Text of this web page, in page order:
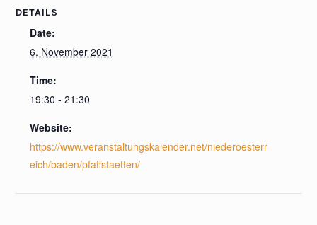
DETAILS
Date:
6. November 2021
Time:
19:30 - 21:30
Website:
https://www.veranstaltungskalender.net/niederoesterr
eich/baden/pfaffstaetten/